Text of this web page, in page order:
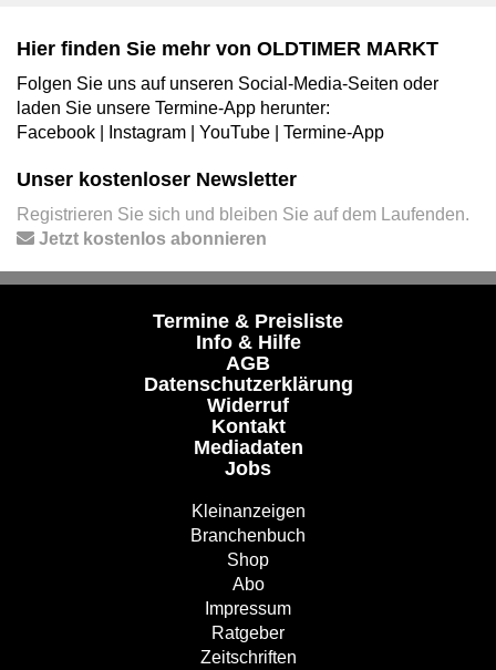
Hier finden Sie mehr von OLDTIMER MARKT
Folgen Sie uns auf unseren Social-Media-Seiten oder
laden Sie unsere Termine-App herunter:
Facebook
Instagram YouTube Termine-App
Unser kostenloser Newsletter
Registrieren Sie sich und bleiben Sie auf dem Laufenden.
Jetzt kostenlos abonnieren
Termine & Preisliste
Info & Hilfe
AGB
Datenschutzerklärung
Widerruf
Kontakt
Mediadaten
Jobs
Kleinanzeigen
Branchenbuch
Shop
Abo
Impressum
Ratgeber
Zeitschriften